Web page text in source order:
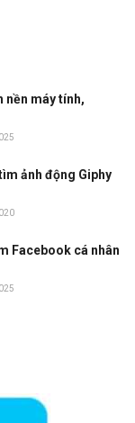
nền máy tính,
ảnh động Giphy
Facebook cá nhân